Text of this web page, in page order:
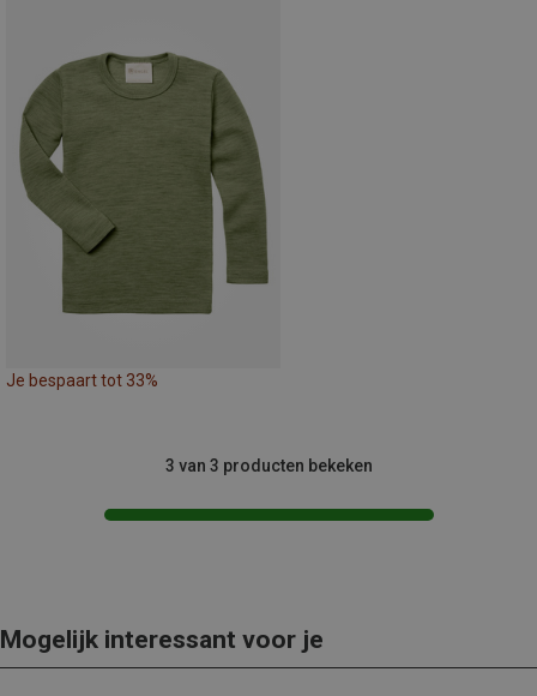
Je bespaart tot 33%
3 van 3 producten bekeken
Mogelijk interessant voor je